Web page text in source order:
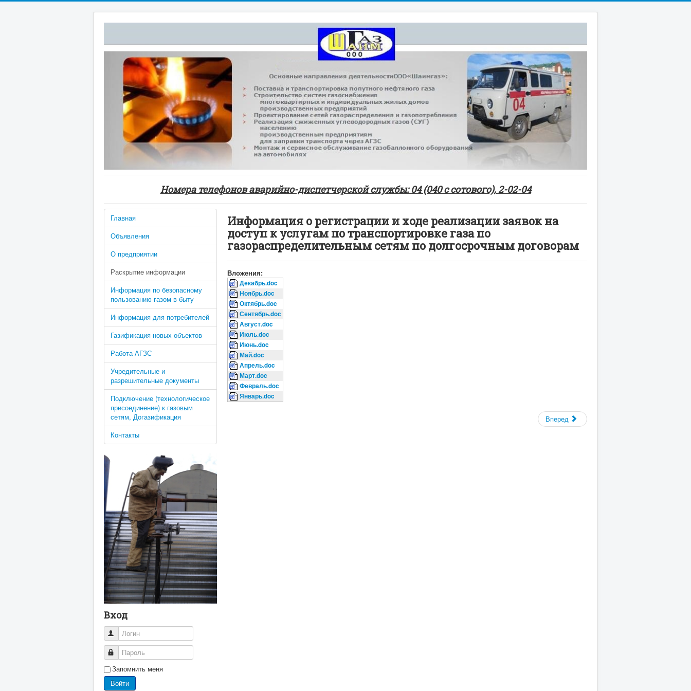
Номера телефонов аварийно-диспетчерской службы: 04 (040 с сотового), 2-02-04
Главная
Объявления
О предприятии
Раскрытие информации
Информация по безопасному
пользованию газом в быту
Информация для потребителей
Газификация новых объектов
Работа АГЗС
Учредительные и
разрешительные документы
Подключение (технологическое
присоединение) к газовым
сетям, Догазификация
Контакты
Вход
Логин
Пароль
Запомнить меня
Войти
Информация о регистрации и ходе реализации заявок на
доступ к услугам по транспортировке газа по
газораспределительным сетям по долгосрочным договорам
Вложения:
Декабрь.doc
Ноябрь.doc
Октябрь.doc
Сентябрь.doc
Август.doc
Июль.doc
Июнь.doc
Май.doc
Апрель.doc
Март.doc
Февраль.doc
Январь.doc
Вперед